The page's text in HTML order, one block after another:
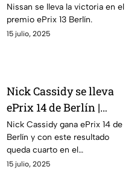
Nissan se lleva la victoria en el
premio ePrix 13 Berlín.
15 julio, 2025
Nick Cassidy se lleva
ePrix 14 de Berlín |
Oliver Rowland se
corona
Nick Cassidy gana ePrix 14 de
Berlín y con este resultado
queda cuarto en el
campeonato de conductores;
15 julio, 2025